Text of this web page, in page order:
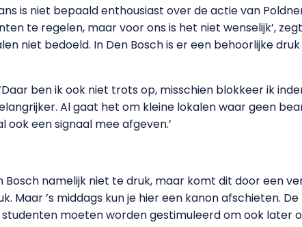
is niet bepaald enthousiast over de actie van
te regelen, maar voor ons is het niet wenselijk’,
niet bedoeld. In Den Bosch is er een behoorlijke
ben ik ook niet trots op, misschien blokkeer ik
Al gaat het om kleine lokalen waar geen
ook een signaal mee afgeven.’
Bosch namelijk niet te druk, maar komt dit door een
Maar ’s middags kun je hier een kanon afschieten.
moeten worden gestimuleerd om ook later